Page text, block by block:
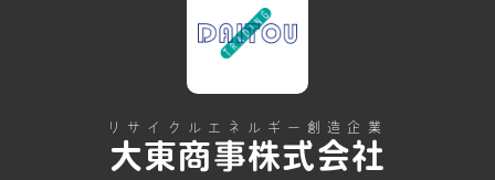
リサイクルエネルギー創造企業
大東商事株式会社